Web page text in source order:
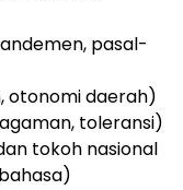
pasal-
otonomi daerah)
toleransi)
tokoh nasional